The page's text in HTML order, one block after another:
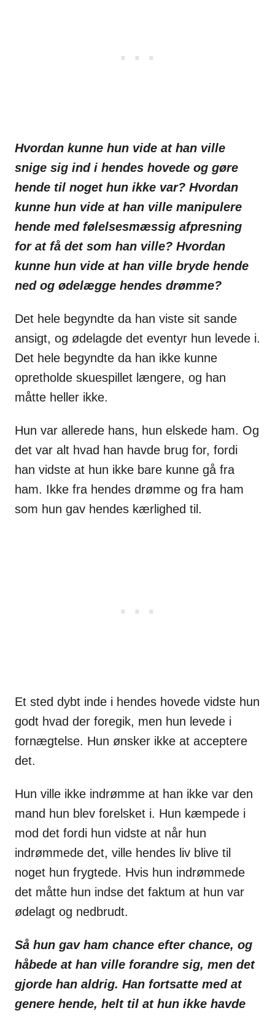
Hvordan kunne hun vide at han ville
snige sig ind i hendes hovede og gøre
hende til noget hun ikke var? Hvordan
kunne hun vide at han ville manipulere
hende med følelsesmæssig afpresning
for at få det som han ville? Hvordan
kunne hun vide at han ville bryde hende
ned og ødelægge hendes drømme?
Det hele begyndte da han viste sit sande
ansigt, og ødelagde det eventyr hun levede i.
Det hele begyndte da han ikke kunne
opretholde skuespillet længere, og han
måtte heller ikke.
Hun var allerede hans, hun elskede ham. Og
det var alt hvad han havde brug for, fordi
han vidste at hun ikke bare kunne gå fra
ham. Ikke fra hendes drømme og fra ham
som hun gav hendes kærlighed til.
Et sted dybt inde i hendes hovede vidste hun
godt hvad der foregik, men hun levede i
fornægtelse. Hun ønsker ikke at acceptere
det.
Hun ville ikke indrømme at han ikke var den
mand hun blev forelsket i. Hun kæmpede i
mod det fordi hun vidste at når hun
indrømmede det, ville hendes liv blive til
noget hun frygtede. Hvis hun indrømmede
det måtte hun indse det faktum at hun var
ødelagt og nedbrudt.
Så hun gav ham chance efter chance, og
håbede at han ville forandre sig, men det
gjorde han aldrig. Han fortsatte med at
genere hende, helt til at hun ikke havde